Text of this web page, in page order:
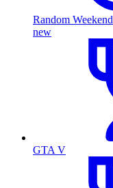
Random Weekend
new
GTA V